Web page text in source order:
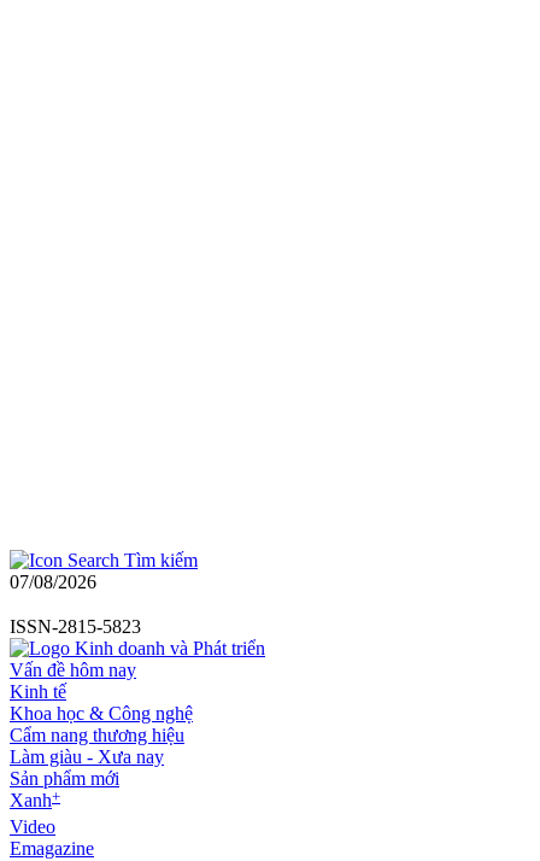
Tìm kiếm
07/08/2026
ISSN-2815-5823
Vấn đề hôm nay
Kinh tế
Khoa học & Công nghệ
Cẩm nang thương hiệu
Làm giàu - Xưa nay
Sản phẩm mới
Xanh+
Video
Emagazine